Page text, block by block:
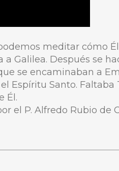
meditar cómo
Galilea. Después se
se encaminaban a
Espíritu Santo. Faltaba
Él.
el P. Alfredo Rubio de